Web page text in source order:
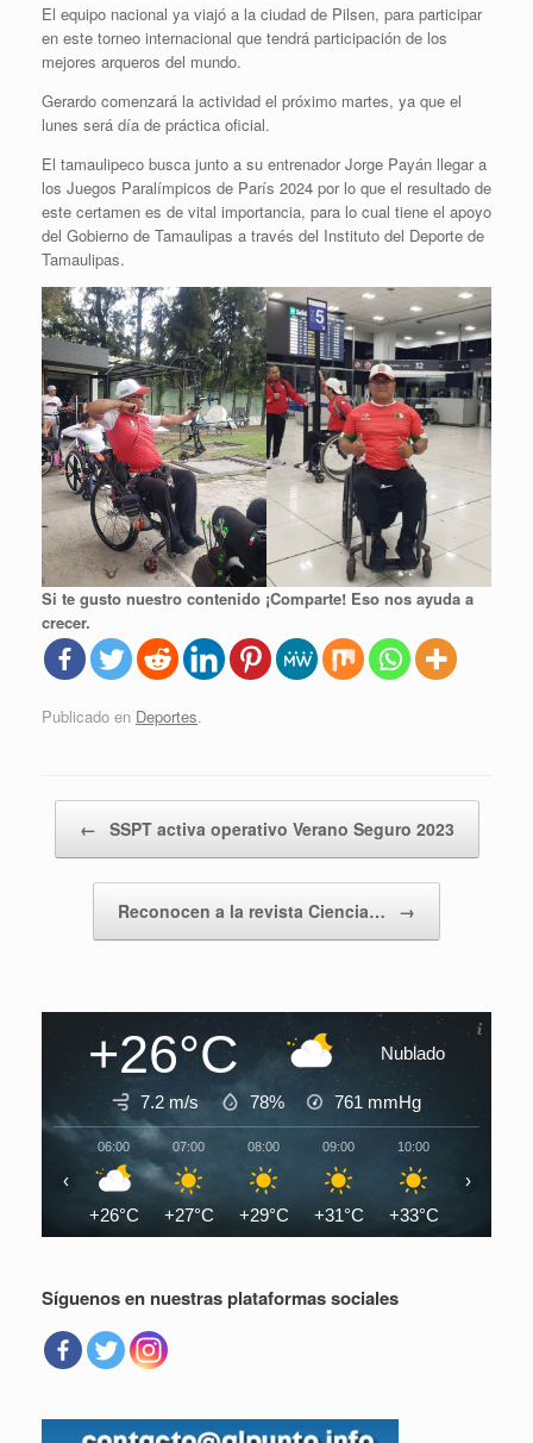
El equipo nacional ya viajó a la ciudad de Pilsen, para participar
en este torneo internacional que tendrá participación de los
mejores arqueros del mundo.
Gerardo comenzará la actividad el próximo martes, ya que el
lunes será día de práctica oficial.
El tamaulipeco busca junto a su entrenador Jorge Payán llegar a
los Juegos Paralímpicos de París 2024 por lo que el resultado de
este certamen es de vital importancia, para lo cual tiene el apoyo
del Gobierno de Tamaulipas a través del Instituto del Deporte de
Tamaulipas.
Si te gusto nuestro contenido ¡Comparte! Eso nos ayuda a
crecer.
Publicado en Deportes.
← SSPT activa operativo Verano Seguro 2023
Reconocen a la revista Ciencia… →
+26°C Nublado
7.2 m/s 78% 761 mmHg
06:00
+26°C
07:00
+27°C
08:00
+29°C
09:00
+31°C
10:00
+33°C
‹ ›
Síguenos en nuestras plataformas sociales